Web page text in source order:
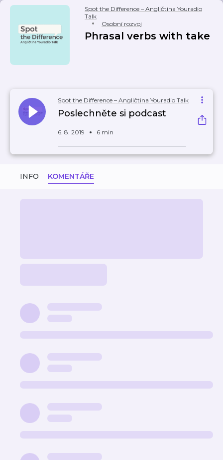
Spot the Difference – Angličtina Youradio
Talk
Osobní rozvoj
Phrasal verbs with take
Spot the Difference – Angličtina Youradio Talk
Poslechněte si podcast
6. 8. 2019 6 min
INFO KOMENTÁŘE